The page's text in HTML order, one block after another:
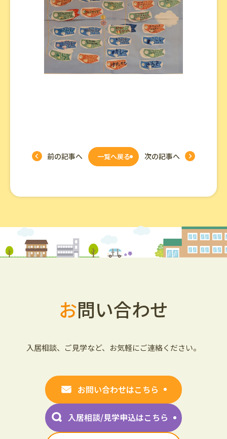
前の記事へ 一覧へ戻る 次の記事へ
お問い合わせ
入居相談、ご見学など、お気軽にご連絡ください。
お問い合わせはこちら
入居相談/見学申込はこちら